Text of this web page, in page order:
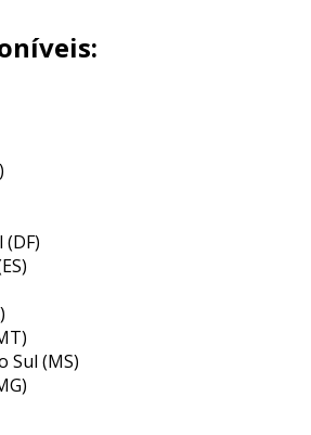
prolongar a vida útil
a eficiência do
encontrado em
em estado
do compressor. ao
previne possíveis
mantendo a
em níveis ideais. além
filtro ao sistema é vital,
podem exigir
no que diz respeito à
e resistência.
do filtro de
Sul (MS)